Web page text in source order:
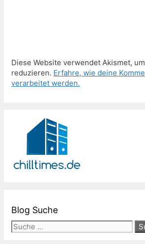
Diese Website verwendet Akismet,
reduzieren. Erfahre, wie deine
verarbeitet werden.
Blog Suche
Suche
nach: